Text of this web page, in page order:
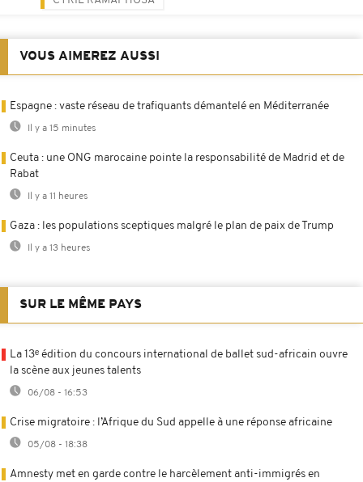
VOUS AIMEREZ AUSSI
Espagne : vaste réseau de trafiquants démantelé en Méditerranée
Il y a 15 minutes
Ceuta : une ONG marocaine pointe la responsabilité de Madrid et de
Rabat
Il y a 11 heures
Gaza : les populations sceptiques malgré le plan de paix de Trump
Il y a 13 heures
SUR LE MÊME PAYS
La 13ᵉ édition du concours international de ballet sud-africain ouvre
la scène aux jeunes talents
06/08 - 16:53
Crise migratoire : l’Afrique du Sud appelle à une réponse africaine
05/08 - 18:38
Amnesty met en garde contre le harcèlement anti-immigrés en